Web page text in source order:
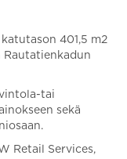
401,5 m2
Rautatienkadun
tai
sekä
Retail Services,